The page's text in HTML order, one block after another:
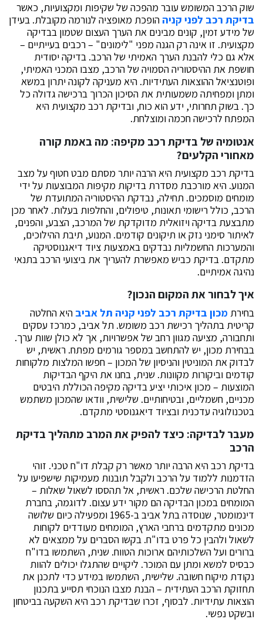
שוק הרכב המשומש עובר מהפכה של שקיפות ומקצועיות, כאשר
בדיקת רכב לפני קניההופכת מאופציה לנורמה מקובלת. בעידן
של מידע זמין, קונים מבינים את הערך העצום שטמון בבדיקה
מקצועית. זו אינה רק הגנה מפני "לימונים" – רכבים בעייתיים –
אלא גם כלי להבנת הערך האמיתי של הרכב. בדיקה יסודית
חושפת את ההיסטוריה הסמויה של הרכב, מצבו המכני האמיתי,
ופוטנציאל ההוצאות העתידיות. היא מעניקה לקונה יתרון במשא
ומתן ומפחיתה משמעותית את הסיכון הכרוך ברכישה גדולה כל
כך. בשוק תחרותי, ידע הוא כוח, ובדיקת רכב מקצועית היא
המפתח לרכישה חכמה ומוצלחת.
אנטומיה של בדיקת רכב מקיפה: מה באמת קורה
מאחורי הקלעים?
בדיקת רכב מקצועית היא הרבה יותר מסתם מבט חטוף על מצב
המנוע. היא מורכבת מסדרת בדיקות מקיפות המבוצעות על ידי
מומחים מוסמכים. תחילה, נבדקת ההיסטוריה המתועדת של
הרכב, כולל רישומי תאונות, טיפולים, והחלפות בעלות. לאחר מכן
מתבצעת בדיקה ויזואלית מדוקדקת של המרכב, הצבע, והפנים,
לאיתור סימני נזק או תיקונים קודמים. המנוע, תיבת ההילוכים,
והמערכות החשמליות נבדקים באמצעות ציוד דיאגנוסטיקה
מתקדם. בדיקת כביש מאפשרת להעריך את ביצועי הרכב בתנאי
נהיגה אמיתיים.
איך לבחור את המקום הנכון?
בחירת מכון בדיקת רכב לפני קניה תל אביבהיא החלטה
קריטית בתהליך רכישת רכב משומש. תל אביב, כמרכז עסקים
ותחבורה, מציעה מגוון רחב של אפשרויות, אך לא כולן שוות ערך.
בבחירת מכון, יש להתחשב במספר גורמים מפתח. ראשית, יש
לבדוק את המוניטין והניסיון של המכון – חפשו המלצות מלקוחות
קודמים וביקורות מקוונות. שנית, בחנו את היקף הבדיקות
המוצעות – מכון איכותי יציע בדיקה מקיפה הכוללת היבטים
מכניים, חשמליים, ובטיחותיים. שלישית, וודאו שהמכון משתמש
בטכנולוגיה עדכנית ובציוד דיאגנוסטי מתקדם.
מעבר לבדיקה: כיצד להפיק את המרב מתהליך בדיקת
הרכב
בדיקת רכב היא הרבה יותר מאשר רק קבלת דו"ח טכני. זוהי
הזדמנות ללמוד על הרכב ולקבל תובנות מעמיקות שישפיעו על
החלטת הרכישה שלכם. ראשית, אל תהססו לשאול שאלות –
המומחים במכון הבדיקה הם מקור ידע עצום. לדוגמה, בחברת
דינמומטר, שנוסדה בתל אביב ב-1965 ומפעילה כיום שלושה
מכונים מתקדמים ברחבי הארץ, המומחים מעודדים לקוחות
לשאול ולהבין כל פרט בדו"ח. בקשו הסברים על ממצאים לא
ברורים ועל השלכותיהם ארוכות הטווח. שנית, השתמשו בדו"ח
כבסיס למשא ומתן עם המוכר. ליקויים שהתגלו יכולים להוות
נקודת מיקוח חשובה. שלישית, השתמשו במידע כדי לתכנן את
תחזוקת הרכב העתידית – הבנת מצבו הנוכחי תסייע בתכנון
הוצאות עתידיות. לבסוף, זכרו שבדיקת רכב היא השקעה בביטחון
ובשקט נפשי.